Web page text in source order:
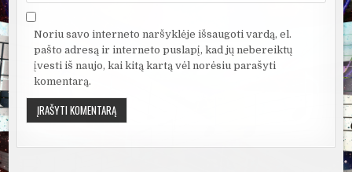
Noriu savo interneto naršyklėje išsaugoti vardą, el.
pašto adresą ir interneto puslapį, kad jų nebereiktų
įvesti iš naujo, kai kitą kartą vėl norėsiu parašyti
komentarą.